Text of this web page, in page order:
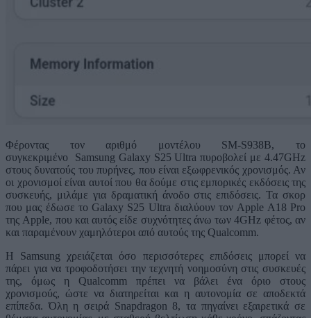
Φέροντας τον αριθμό μοντέλου SM-S938B, το
συγκεκριμένο Samsung Galaxy S25 Ultra πυροβολεί με 4.47GHz
στους δυνατούς του πυρήνες, που είναι εξωφρενικός χρονισμός. Αν
οι χρονισμοί είναι αυτοί που θα δούμε στις εμπορικές εκδόσεις της
συσκευής, μιλάμε για δραματική άνοδο στις επιδόσεις. Τα σκορ
που μας έδωσε το Galaxy S25 Ultra διαλύουν τον Apple A18 Pro
της Apple, που και αυτός είδε συχνότητες άνω των 4GHz φέτος, αν
και παραμένουν χαμηλότεροι από αυτούς της Qualcomm.
Η Samsung χρειάζεται όσο περισσότερες επιδόσεις μπορεί να
πάρει για να τροφοδοτήσει την τεχνητή νοημοσύνη στις συσκευές
της, όμως η Qualcomm πρέπει να βάλει ένα όριο στους
χρονισμούς, ώστε να διατηρείται και η αυτονομία σε αποδεκτά
επίπεδα. Όλη η σειρά Snapdragon 8, τα πηγαίνει εξαιρετικά σε